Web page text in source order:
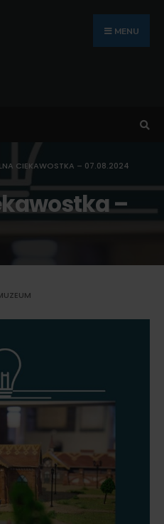
MENU
CIEKAWOSTKA – 07.08.2024
–